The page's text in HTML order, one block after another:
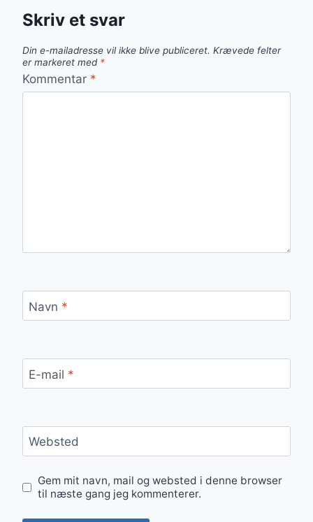
Skriv et svar
Din e-mailadresse vil ikke blive publiceret. Krævede felter
er markeret med *
Kommentar *
Navn *
E-mail *
Websted
Gem mit navn, mail og websted i denne browser
til næste gang jeg kommenterer.